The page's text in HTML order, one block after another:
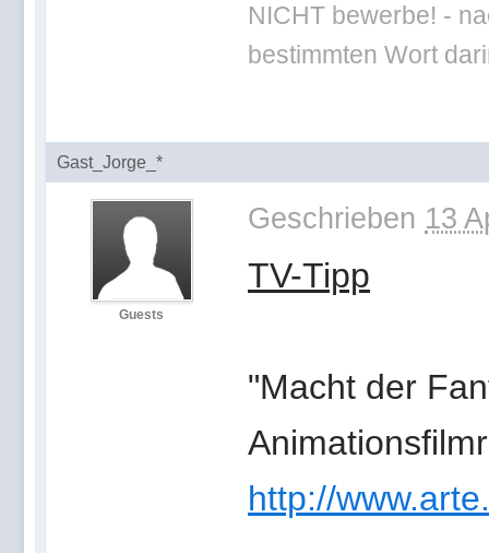
NICHT bewerbe! -
bestimmten Wort
Gast_Jorge_*
Guests
Geschrieben 13
TV-Tipp
"Macht der
http://